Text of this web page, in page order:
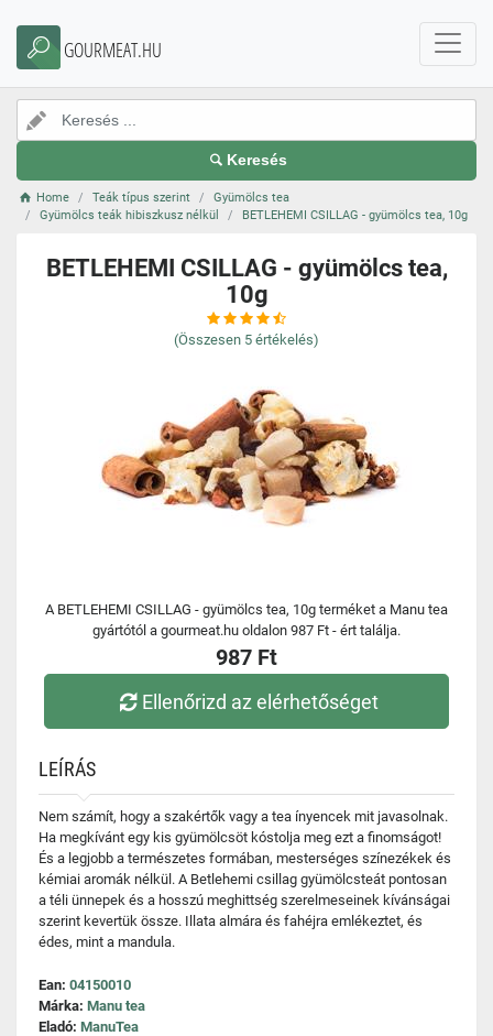
GOURMEAT.HU
Keresés
Home Teák típus szerint
Gyümölcs tea
Gyümölcs teák hibiszkusz nélkül
BETLEHEMI CSILLAG - gyümölcs tea, 10g
BETLEHEMI CSILLAG - gyümölcs tea,
10g
(Összesen 5 értékelés)
A BETLEHEMI CSILLAG - gyümölcs tea, 10g terméket a Manu tea
gyártótól a gourmeat.hu oldalon 987 Ft - ért találja.
987 Ft
Ellenőrizd az elérhetőséget
LEÍRÁS
Nem számít, hogy a szakértők vagy a tea ínyencek mit javasolnak.
Ha megkívánt egy kis gyümölcsöt kóstolja meg ezt a finomságot!
És a legjobb a természetes formában, mesterséges színezékek és
kémiai aromák nélkül. A Betlehemi csillag gyümölcsteát pontosan
a téli ünnepek és a hosszú meghittség szerelmeseinek kívánságai
szerint kevertük össze. Illata almára és fahéjra emlékeztet, és
édes, mint a mandula.
Ean: 04150010
Márka: Manu tea
Eladó: ManuTea